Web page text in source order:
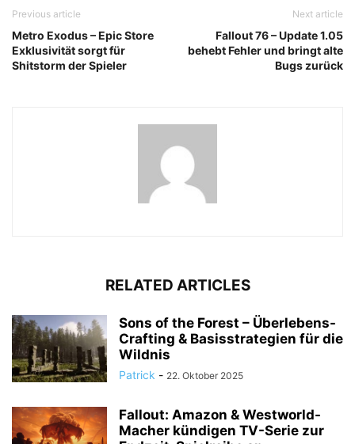
Previous article
Metro Exodus – Epic Store
Exklusivität sorgt für
Shitstorm der Spieler
Next article
Fallout 76 – Update 1.05
behebt Fehler und bringt alte
Bugs zurück
RELATED ARTICLES
Sons of the Forest – Überlebens-
Crafting & Basisstrategien für die
Wildnis
Patrick - 22. Oktober 2025
Fallout: Amazon & Westworld-
Macher kündigen TV-Serie zur